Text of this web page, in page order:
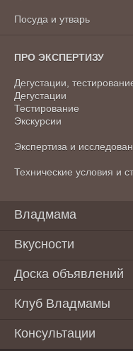
Посуда и утварь
ПРО ЭКСПЕРТИЗУ
Дегустации,
Дегустации
Тестирование
Экскурсии
Экспертиза и
Технические условия и
Владмама
Вкусности
Доска объявлений
Клуб Владмамы
Консультации